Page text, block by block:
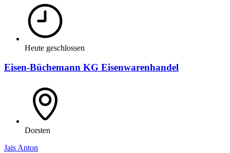
Heute geschlossen
Eisen-Büchemann KG Eisenwarenhandel
Dorsten
Jais Anton